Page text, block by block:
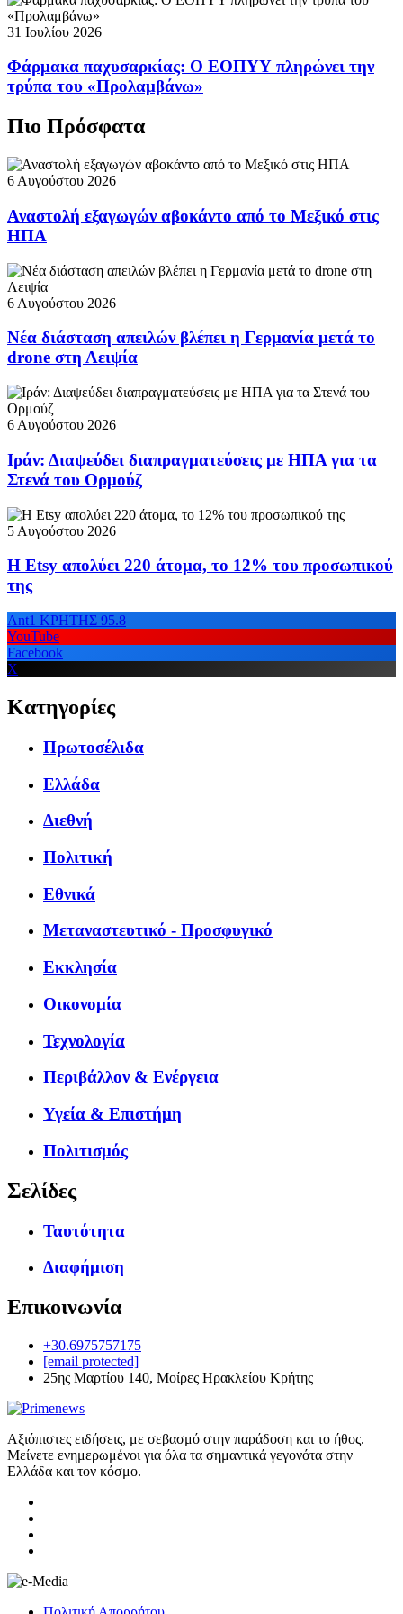
31 Ιουλίου 2026
Φάρμακα παχυσαρκίας: Ο ΕΟΠΥΥ πληρώνει την
τρύπα του «Προλαμβάνω»
Πιο Πρόσφατα
6 Αυγούστου 2026
Αναστολή εξαγωγών αβοκάντο από το Μεξικό στις
ΗΠΑ
6 Αυγούστου 2026
Νέα διάσταση απειλών βλέπει η Γερμανία μετά το
drone στη Λειψία
6 Αυγούστου 2026
Ιράν: Διαψεύδει διαπραγματεύσεις με ΗΠΑ για τα
Στενά του Ορμούζ
5 Αυγούστου 2026
Η Etsy απολύει 220 άτομα, το 12% του προσωπικού
της
Ant1 ΚΡΗΤΗΣ 95.8
YouTube
Facebook
X
Κατηγορίες
Πρωτοσέλιδα
Ελλάδα
Διεθνή
Πολιτική
Εθνικά
Μεταναστευτικό - Προσφυγικό
Εκκλησία
Οικονομία
Τεχνολογία
Περιβάλλον & Ενέργεια
Υγεία & Επιστήμη
Πολιτισμός
Σελίδες
Ταυτότητα
Διαφήμιση
Επικοινωνία
+30.6975757175
[email protected]
25ης Μαρτίου 140, Μοίρες Ηρακλείου Κρήτης
Αξιόπιστες ειδήσεις, με σεβασμό στην παράδοση και το ήθος.
Μείνετε ενημερωμένοι για όλα τα σημαντικά γεγονότα στην
Ελλάδα και τον κόσμο.